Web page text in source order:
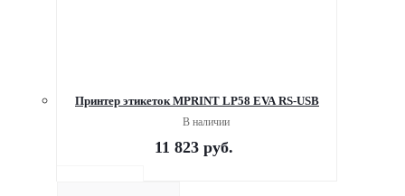
Принтер этикеток MPRINT LP58 EVA RS-USB
В наличии
11 823 руб.